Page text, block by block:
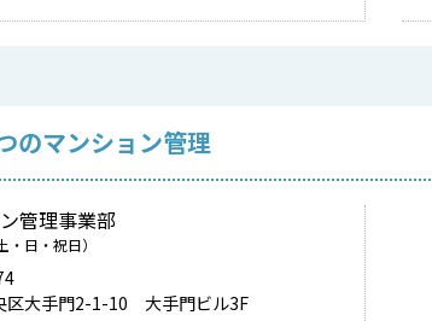
のマンション管理
管理事業部
・日・祝日）
区大手門2-1-10 大手門ビル3F